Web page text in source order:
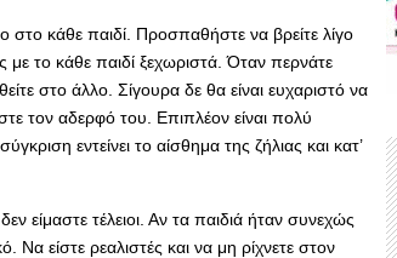
στο κάθε παιδί. Προσπαθήστε να βρείτε λίγο
το κάθε παιδί ξεχωριστά. Όταν περνάτε
στο άλλο. Σίγουρα δε θα είναι ευχαριστό να
τον αδερφό του. Επιπλέον είναι πολύ
εντείνει το αίσθημα της ζήλιας και κατ’
είμαστε τέλειοι. Αν τα παιδιά ήταν συνεχώς
Να είστε ρεαλιστές και να μη ρίχνετε στον